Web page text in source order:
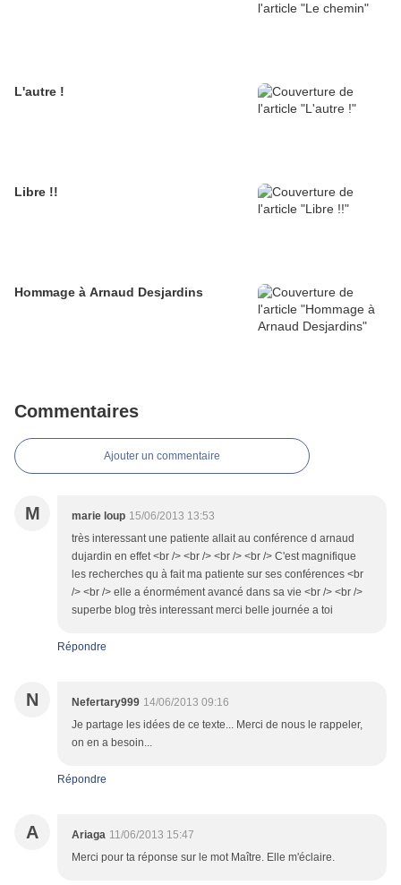
L'autre !
Libre !!
Hommage à Arnaud Desjardins
Commentaires
Ajouter un commentaire
M marie loup 15/06/2013 13:53
très interessant une patiente allait au conférence d arnaud
dujardin en effet <br /> <br /> <br /> <br /> C'est magnifique
les recherches qu à fait ma patiente sur ses conférences <br
/> <br /> elle a énormément avancé dans sa vie <br /> <br />
superbe blog très interessant merci belle journée a toi
Répondre
N Nefertary999 14/06/2013 09:16
Je partage les idées de ce texte... Merci de nous le rappeler,
on en a besoin...
Répondre
A Ariaga 11/06/2013 15:47
Merci pour ta réponse sur le mot Maître. Elle m'éclaire.